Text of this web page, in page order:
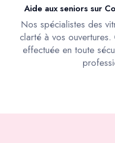
Aide aux seniors sur
Nos spécialistes des
clarté à vos
effectuée en toute